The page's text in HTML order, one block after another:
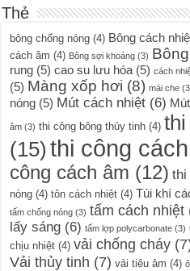
Thẻ
bông chống nóng (4) Bông cách
cách âm (4) Bông sợi khoáng (3)
rung (5) cao su lưu hóa (5) cách
(5) Màng xốp hơi (8) mái che
nóng (5) Mút cách nhiệt (6)
âm (3) thi công bông thủy tinh (4)
(15) thi công
công cách âm (12) thi
nóng (4) tôn cách nhiệt (4) Túi khí
tấm chống nóng (3) tấm cách nhiệt
lấy sáng (6) tấm lợp polycarbonate (3)
chịu nhiệt (4) vải chống cháy
Vải thủy tinh (7) vải tiêu âm (4)